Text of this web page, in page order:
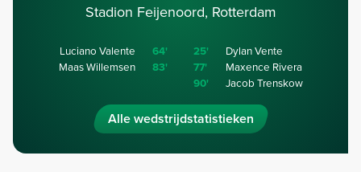
Stadion Feijenoord, Rotterdam
Luciano Valente
64'
Maas Willemsen
83'
25'
Dylan Vente
77'
Maxence Rivera
90'
Jacob Trenskow
Alle wedstrijdstatistieken